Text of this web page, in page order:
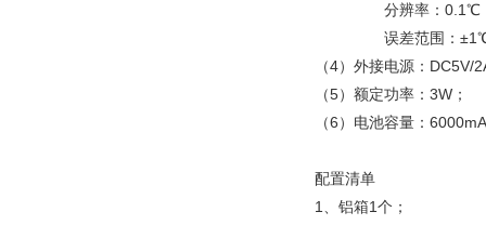
分辨率：0.1℃
误差范围 ：
（4）外接电源：DC5V/
（5）额定功率：3W；
（6）电池容量：
配置清单
1、铝箱1个；